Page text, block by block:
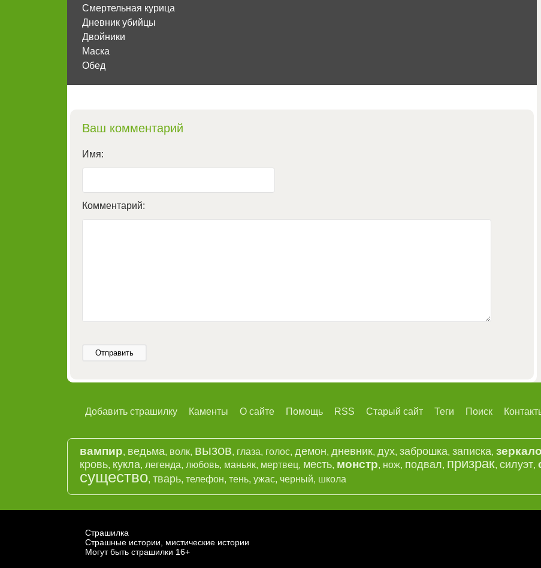
Смертельная курица
Дневник убийцы
Двойники
Маска
Обед
Ваш комментарий
Имя:
Комментарий:
Отправить
Добавить страшилку Каменты О сайте Помощь RSS Старый сайт Теги Поиск
вампир, ведьма, волк, вызов, глаза, голос, демон, дневник, дух, заброшка, записка, зеркало
кровь, кукла, легенда, любовь, маньяк, мертвец, месть, монстр, нож, подвал, призрак, силуэт,
существо, тварь, телефон, тень, ужас, черный, школа
Страшилка
Страшные истории, мистические истории
Могут быть страшилки 16+